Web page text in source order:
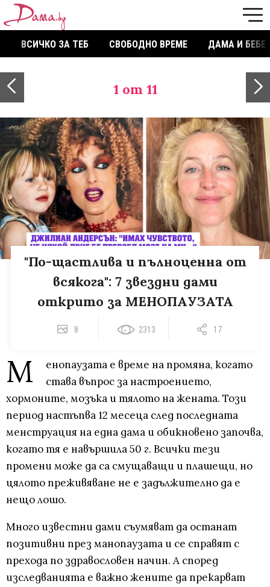
ВСИЧКО ЗА ТЕБ СВОБОДНО ВРЕМЕ ДАМА И БЕБЕ
1 от 11
"По-щастлива и пълноценна от
всякога": 7 звездни дами
открито за МЕНОПАУЗАТА
8 2313 17
М
енопаузата е време на промяна, когато
става въпрос за настроението,
хормоните, мозъка и тялото на жената. Този
период настъпва 12 месеца след последната
менструация на една дама и обикновено започва,
когато тя е навършила 50 г. Всички тези
промени може да са смущаващи и плашещи, но
цялото преживяване не е задължително да е
нещо лошо.
Много известни дами съумяват да останат
позитивни през манопаузата и се справят с
прехода по здравословен начин. А според
изследванията е важно жените да прекарват